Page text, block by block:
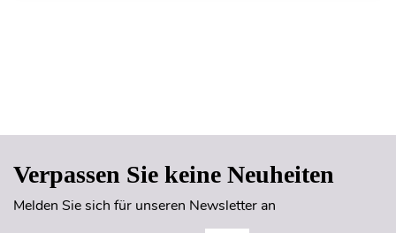
Verpassen Sie keine Neuheiten
Melden Sie sich für unseren Newsletter an